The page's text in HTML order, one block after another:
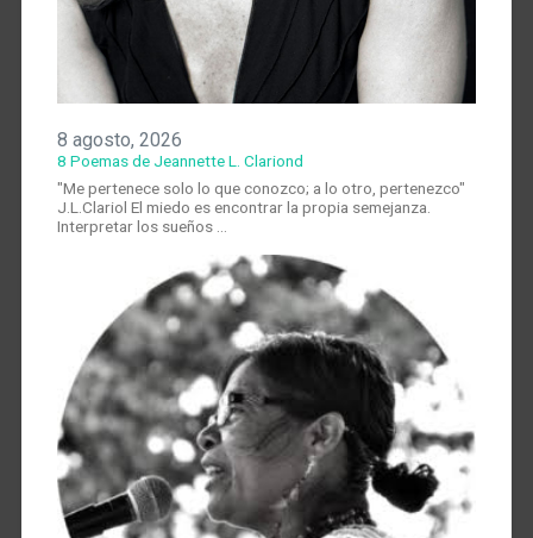
8 agosto, 2026
8 Poemas de Jeannette L. Clariond
"Me pertenece solo lo que conozco; a lo otro, pertenezco"
J.L.Clariol El miedo es encontrar la propia semejanza.
Interpretar los sueños …